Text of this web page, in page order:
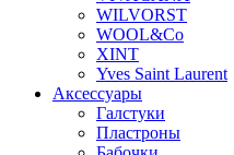
WILVORST
WOOL&Co
XINT
Yves Saint Laurent
Аксессуары
Галстуки
Пластроны